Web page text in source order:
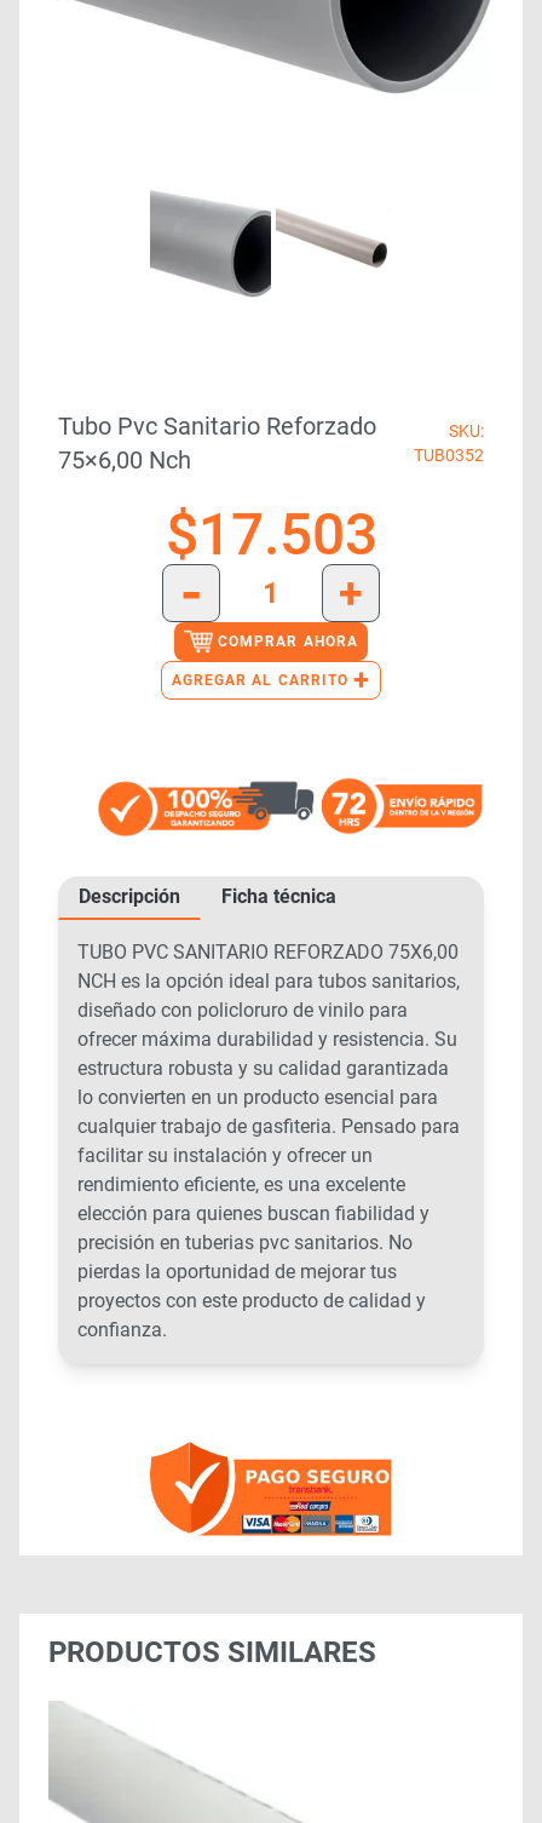
Tubo Pvc Sanitario Reforzado
75×6,00 Nch
SKU:
TUB0352
$17.503
-
+
COMPRAR AHORA
AGREGAR AL CARRITO +
Descripción Ficha técnica
TUBO PVC SANITARIO REFORZADO 75X6,00
NCH es la opción ideal para tubos sanitarios,
diseñado con policloruro de vinilo para
ofrecer máxima durabilidad y resistencia. Su
estructura robusta y su calidad garantizada
lo convierten en un producto esencial para
cualquier trabajo de gasfiteria. Pensado para
facilitar su instalación y ofrecer un
rendimiento eficiente, es una excelente
elección para quienes buscan fiabilidad y
precisión en tuberias pvc sanitarios. No
pierdas la oportunidad de mejorar tus
proyectos con este producto de calidad y
confianza.
PRODUCTOS SIMILARES